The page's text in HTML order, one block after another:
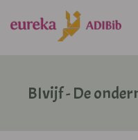
BIvijf - De